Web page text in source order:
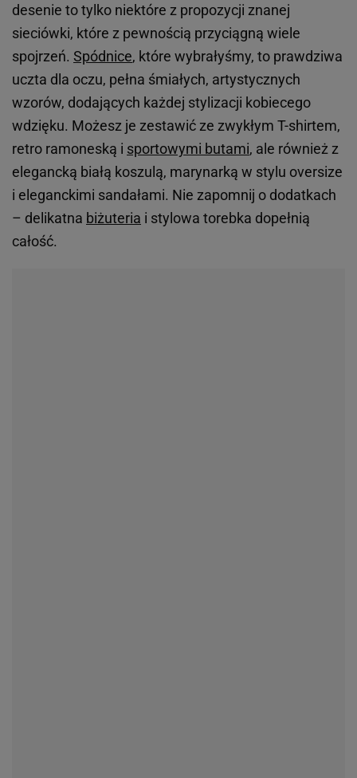
desenie to tylko niektóre z propozycji znanej
sieciówki, które z pewnością przyciągną wiele
spojrzeń. Spódnice, które wybrałyśmy, to prawdziwa
uczta dla oczu, pełna śmiałych, artystycznych
wzorów, dodających każdej stylizacji kobiecego
wdzięku. Możesz je zestawić ze zwykłym T-shirtem,
retro ramoneską i sportowymi butami, ale również z
elegancką białą koszulą, marynarką w stylu oversize
i eleganckimi sandałami. Nie zapomnij o dodatkach
– delikatna biżuteria i stylowa torebka dopełnią
całość.